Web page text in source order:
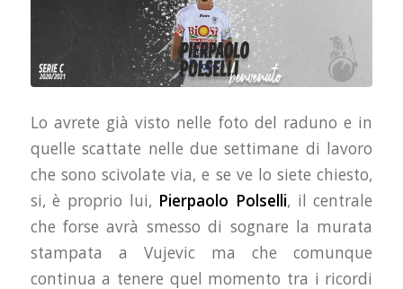
Lo avrete già visto nelle foto del raduno e in
quelle scattate nelle due settimane di lavoro
che sono scivolate via, e se ve lo siete chiesto,
si, è proprio lui, Pierpaolo Polselli, il centrale
che forse avrà smesso di sognare la murata
stampata a Vujevic ma che comunque
continua a tenere quel momento tra i ricordi